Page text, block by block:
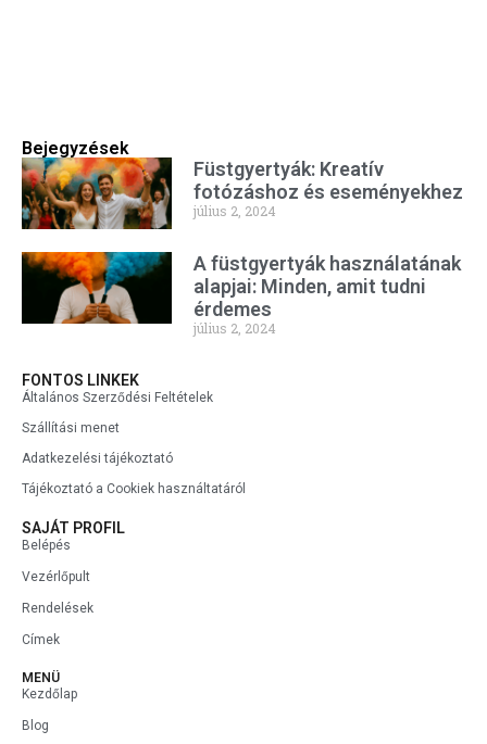
Bejegyzések
Füstgyertyák: Kreatív
fotózáshoz és eseményekhez
július 2, 2024
A füstgyertyák használatának
alapjai: Minden, amit tudni
érdemes
július 2, 2024
FONTOS LINKEK
Általános Szerződési Feltételek
Szállítási menet
Adatkezelési tájékoztató
Tájékoztató a Cookiek használtatáról
SAJÁT PROFIL
Belépés
Vezérlőpult
Rendelések
Címek
MENÜ
Kezdőlap
Blog